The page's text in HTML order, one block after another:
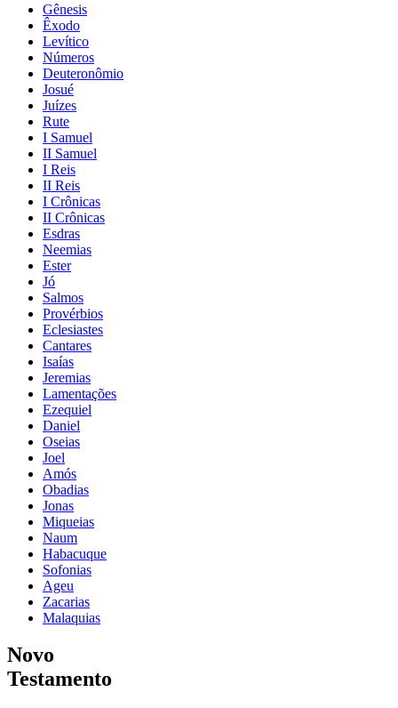
Gênesis
Êxodo
Levítico
Números
Deuteronômio
Josué
Juízes
Rute
I Samuel
II Samuel
I Reis
II Reis
I Crônicas
II Crônicas
Esdras
Neemias
Ester
Jó
Salmos
Provérbios
Eclesiastes
Cantares
Isaías
Jeremias
Lamentações
Ezequiel
Daniel
Oseias
Joel
Amós
Obadias
Jonas
Miqueias
Naum
Habacuque
Sofonias
Ageu
Zacarias
Malaquias
Novo
Testamento